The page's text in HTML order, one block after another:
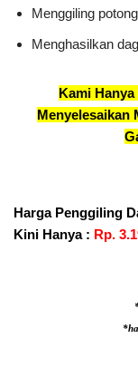
Menggiling
Menghasilkan
Kami
Menyelesaikan
Harga Penggiling
Kini Hanya : Rp.